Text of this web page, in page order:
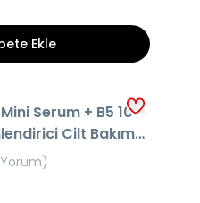
Ekle
Serum + B5 10
Cilt Bakım
)